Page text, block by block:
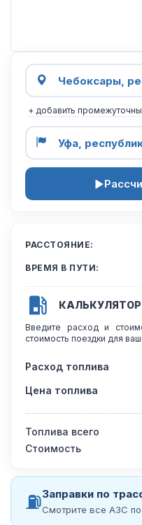
+ добавить
РАССТОЯНИЕ:
ВРЕМЯ В ПУТИ:
Введите расход и
стоимость поездки для
Расход топлива
Цена топлива
Топлива всего
Стоимость
⛽Заправки по
Смотрите все АЗС